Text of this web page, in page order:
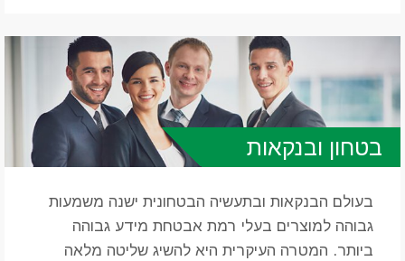
בטחון ובנקאות
בעולם הבנקאות ובתעשיה הבטחונית ישנה משמעות
גבוהה למוצרים בעלי רמת אבטחת מידע גבוהה
ביותר. המטרה העיקרית היא להשיג שליטה מלאה